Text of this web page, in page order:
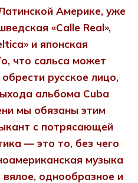
Америке, уже
«Calle Real»,
и японская
что сальса может
русское лицо,
альбома Cuba
мы обязаны этим
с потрясающей
— это то, без чего
музыка
однообразное и